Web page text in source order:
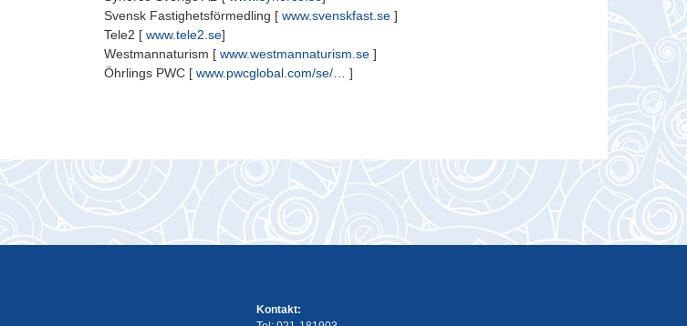
Svensk Fastighetsförmedling [ www.svenskfast.se ]
Tele2 [ www.tele2.se]
Westmannaturism [ www.westmannaturism.se ]
Öhrlings PWC [ www.pwcglobal.com/se/… ]
Kontakt: